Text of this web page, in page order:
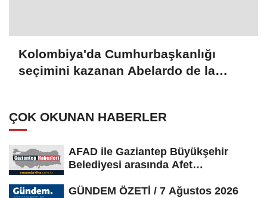
Kolombiya'da Cumhurbaşkanlığı
seçimini kazanan Abelardo de la
ÇOK OKUNAN HABERLER
AFAD ile Gaziantep Büyükşehir
Belediyesi arasında Afet
GÜNDEM ÖZETİ / 7 Ağustos 2026